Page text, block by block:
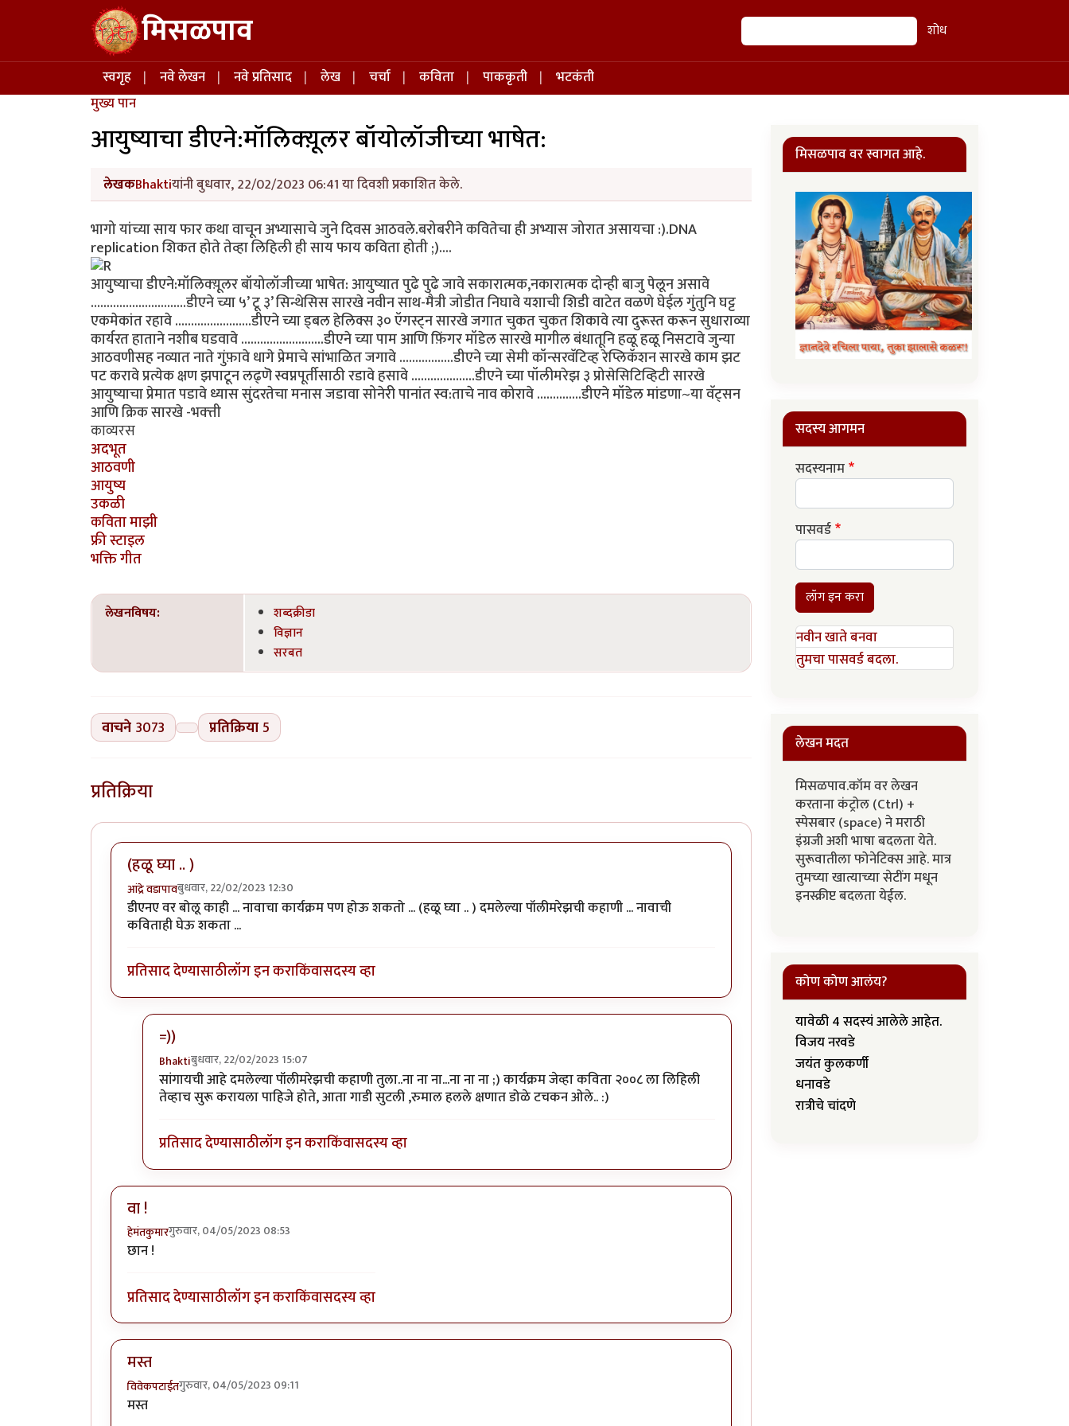
Skip to main content मिसळपाव शोध शोध
Main navigation
स्वगृह नवे लेखन नवे प्रतिसाद लेख चर्चा कविता पाककृती
भटकंती
मुख्य पान
आयुष्याचा डीएने:मॉलिक्य़ूलर बॉयोलॉजीच्या भाषेत:
लेखकBhaktiयांनी बुधवार, 22/02/2023 06:41 या दिवशी प्रकाशित केले.
भागो यांच्या साय फार कथा वाचून अभ्यासाचे जुने दिवस आठवले.बरोबरीने कवितेचा ही अभ्यास जोरात असायचा :).DNA
replication शिकत होते तेव्हा लिहिली ही साय फाय कविता होती ;)....
आयुष्याचा डीएने:मॉलिक्य़ूलर बॉयोलॉजीच्या भाषेत: आयुष्यात पुढे पुढे जावे सकारात्मक,नकारात्मक दोन्ही बाजु पेलून असावे
..............................डीएने च्या ५’ टू ३’ सिन्थेसिस सारखे नवीन साथ-मैत्री जोडीत निघावे यशाची शिडी वाटेत वळणे घेईल गुंतुनि घट्ट
एकमेकांत रहावे ........................डीएने च्या ड्बल हेलिक्स ३० ऍगस्ट्न सारखे जगात चुकत चुकत शिकावे त्या दुरूस्त करून सुधाराव्या
कार्यरत हाताने नशीब घडवावे ..........................डीएने च्या पाम आणि फ़िंगर मॉडेल सारखे मागील बंधातूनि हळू हळू निसटावे जुन्या
आठवणीसह नव्यात नाते गुंफ़ावे धागे प्रेमाचे सांभाळित जगावे .................डीएने च्या सेमी कॉन्सरवॅटिव्ह रेप्लिकॅशन सारखे काम झट
पट करावे प्रत्येक क्षण झपाटून लढ्णॆ स्वप्नपूर्तीसाठी रडावे हसावे ....................डीएने च्या पॉलीमरेझ ३ प्रोसेसिटिव्हिटी सारखे
आयुष्याचा प्रेमात पडावे ध्यास सुंदरतेचा मनास जडावा सोनेरी पानांत स्व:ताचे नाव कोरावे ..............डीएने मॉडेल मांडणा~या वॅट्सन
आणि क्रिक सारखे -भक्त्ती
काव्यरस
अदभूत
आठवणी
आयुष्य
उकळी
कविता माझी
फ्री स्टाइल
भक्ति गीत
लेखनविषय:
शब्दक्रीडा
विज्ञान
सरबत
वाचने 3073 प्रतिक्रिया5
प्रतिक्रिया
(हळू घ्या .. )
आंद्रे वडापावबुधवार, 22/02/2023 12:30
डीएनए वर बोलू काही ... नावाचा कार्यक्रम पण होऊ शकतो ... (हळू घ्या .. ) दमलेल्या पॉलीमरेझची कहाणी ... नावाची
कविताही घेऊ शकता ...
प्रतिसाद देण्यासाठीलॉग इन कराकिंवासदस्य व्हा
=))
Bhaktiबुधवार, 22/02/2023 15:07
In reply to(हळू घ्या .. )byआंद्रे वडापाव
सांगायची आहे दमलेल्या पॉलीमरेझची कहाणी तुला..ना ना ना...ना ना ना ;) कार्यक्रम जेव्हा कविता २००८ ला लिहिली
तेव्हाच सुरू करायला पाहिजे होते, आता गाडी सुटली ,रुमाल हलले क्षणात डोळे टचकन ओले.. :)
प्रतिसाद देण्यासाठीलॉग इन कराकिंवासदस्य व्हा
वा !
हेमंतकुमारगुरुवार, 04/05/2023 08:53
छान !
प्रतिसाद देण्यासाठीलॉग इन कराकिंवासदस्य व्हा
मस्त
विवेकपटाईतगुरुवार, 04/05/2023 09:11
मस्त
मिसळपाव वर स्वागत आहे.
सदस्य आगमन
सदस्यनाम
पासवर्ड
लॉग इन करा
नवीन खाते बनवा
तुमचा पासवर्ड बदला.
लेखन मदत
मिसळपाव.कॉम वर लेखन
करताना कंट्रोल (Ctrl) +
स्पेसबार (space) ने मराठी
इंग्रजी अशी भाषा बदलता येते.
सुरूवातीला फोनेटिक्स आहे. मात्र
तुमच्या खात्याच्या सेटींग मधून
इनस्क्रीप्ट बदलता येईल.
कोण कोण आलंय?
यावेळी 4 सदस्यं आलेले आहेत.
विजय नरवडे
जयंत कुलकर्णी
धनावडे
रात्रीचे चांदणे